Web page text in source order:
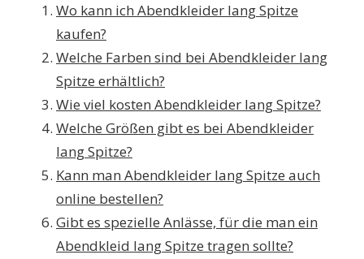
Wo kann ich Abendkleider lang Spitze
kaufen?
Welche Farben sind bei Abendkleider lang
Spitze erhältlich?
Wie viel kosten Abendkleider lang Spitze?
Welche Größen gibt es bei Abendkleider
lang Spitze?
Kann man Abendkleider lang Spitze auch
online bestellen?
Gibt es spezielle Anlässe, für die man ein
Abendkleid lang Spitze tragen sollte?